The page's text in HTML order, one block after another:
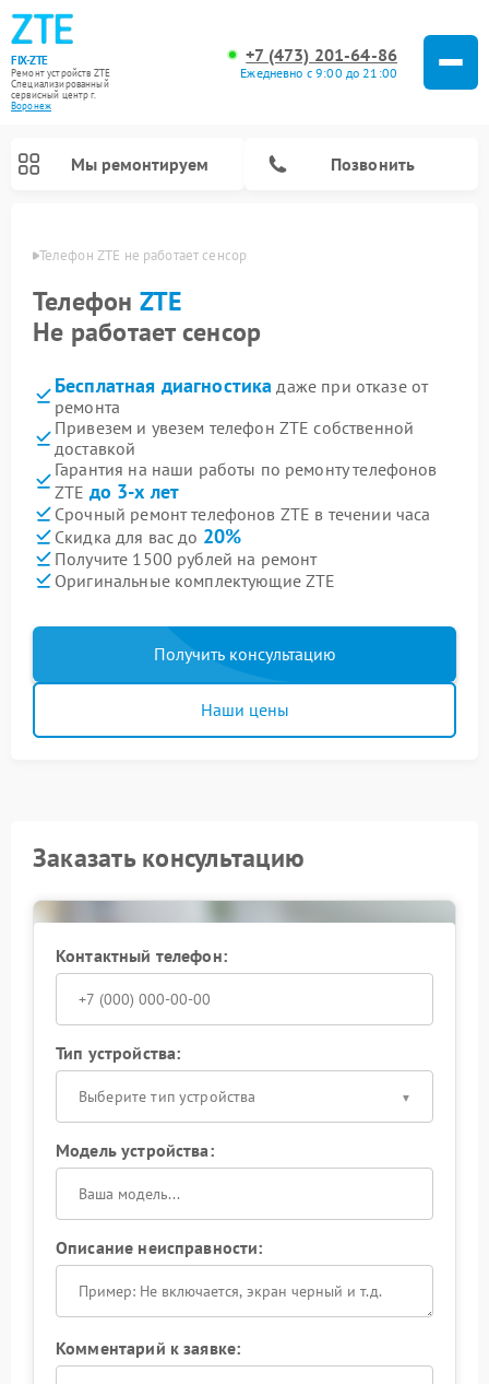
FIX-ZTE
Ремонт устройств ZTE
Специализированный
cервисный центр г.
Воронеж
+7 (473) 201-64-86
Ежедневно с 9:00 до 21:00
Мы ремонтируем Позвонить
Телефон ZTE не работает сенсор
Телефон ZTE
Не работает сенсор
Бесплатная диагностика даже при отказе от
ремонта
Привезем и увезем телефон ZTE собственной
доставкой
Гарантия на наши работы по ремонту телефонов
ZTE до 3-х лет
Срочный ремонт телефонов ZTE в течении часа
Скидка для вас до 20%
Получите 1500 рублей на ремонт
Оригинальные комплектующие ZTE
Получить консультацию
Наши цены
Заказать консультацию
Контактный телефон:
Тип устройства:
Выберите тип устройства
Модель устройства:
Описание неисправности:
Комментарий к заявке: